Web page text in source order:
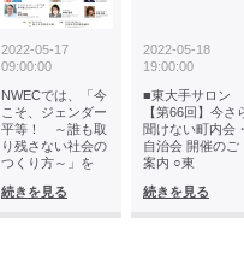
2022-05-17
09:00:00
NWECでは、「今
こそ、ジェンダー
平等！ ～誰も取
り残さない社会の
つくり方～」を
続きを見る
2022-05-18
19:00:00
■東大手サロン
【第66回】今さ
聞けない町内会
自治会 開催のご
案内 ○東
続きを見る